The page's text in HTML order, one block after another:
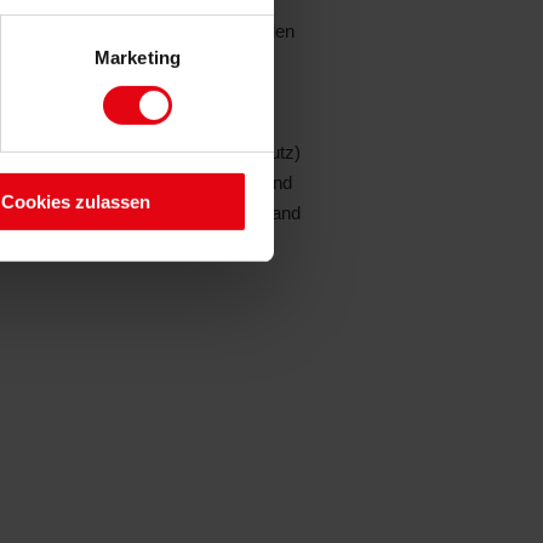
Marketing
Cookies zulassen
angelegter Garten, nach Süden
mit großer Terrasse,
Gartenhaus mit
und
Kirschlorbeer (Sichtschutz)
mit Außenstellplatz davor und
Fahrrad- und Müllunterstand